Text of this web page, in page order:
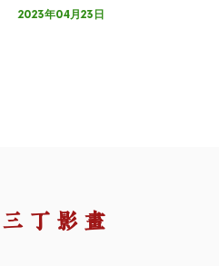
2023年04月23日
三丁影画